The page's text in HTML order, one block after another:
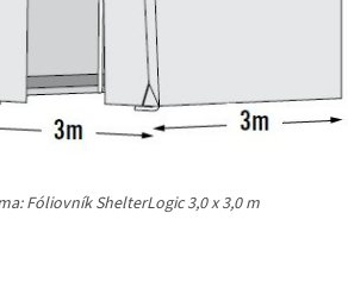
Fóliovník ShelterLogic 3,0 x 3,0 m